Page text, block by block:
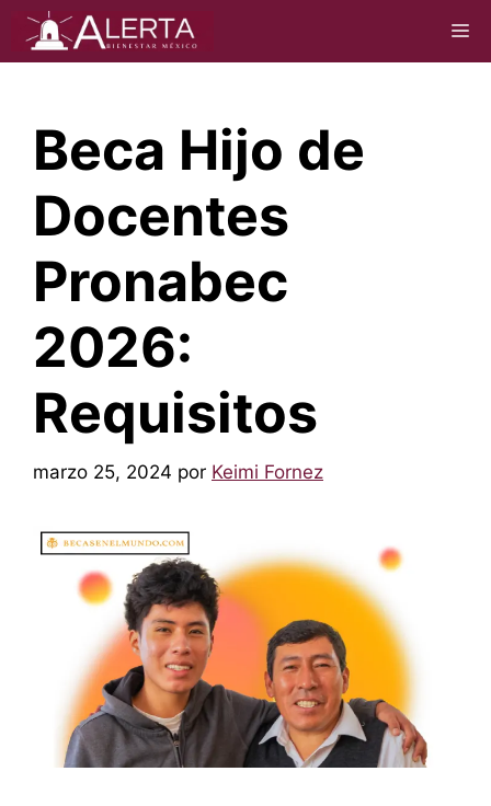
Saltar
contenido
Beca Hijo de
Docentes
Pronabec
2026:
Requisitos
marzo 25, 2024 por Keimi Fornez